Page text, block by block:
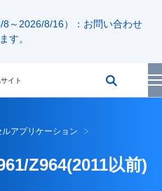
～2026/8/16）：お問い合わせ
す。
イト
ルアプリケーション
Z964(2011以前)